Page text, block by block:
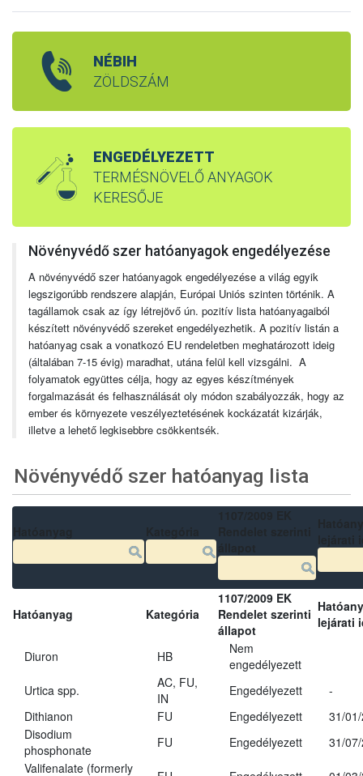
NÉBIH
ZÖLDSZÁM
ENGEDÉLYEZETT
TERMÉSNÖVELŐ ANYAGOK
KERESŐJE
Növényvédő szer hatóanyagok engedélyezése
A növényvédő szer hatóanyagok engedélyezése a világ egyik
legszigorúbb rendszere alapján, Európai Uniós szinten történik. A
tagállamok csak az így létrejövő ún. pozitív lista hatóanyagaiból
készített növényvédő szereket engedélyezhetik. A pozitív listán a
hatóanyag csak a vonatkozó EU rendeletben meghatározott ideig
(általában 7-15 évig) maradhat, utána felül kell vizsgálni. A
folyamatok együttes célja, hogy az egyes készítmények
forgalmazását és felhasználását oly módon szabályozzák, hogy az
ember és környezete veszélyeztetésének kockázatát kizárják,
illetve a lehető legkisebbre csökkentsék.
Növényvédő szer hatóanyag lista
Hatóanyag Kategória
1107/2009 EK
Rendelet szerinti
állapot
lejárati
Diuron HB
Nem
engedélyezett
Urtica spp.
AC, FU,
IN
Engedélyezett
-
Dithianon
FU Engedélyezett
31/
Disodium
phosphonate
FU Engedélyezett
31/
Valifenalate (formerly